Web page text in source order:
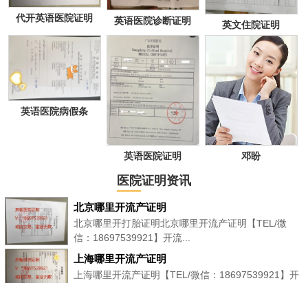
代开英语医院证明 英语医院诊断证明 英文住院证明
英语医院病假条
英语医院证明 邓盼
医院证明资讯
北京哪里开流产证明
北京哪里开打胎证明北京哪里开流产证明【TEL/微
信：18697539921】开流...
上海哪里开流产证明
上海哪里开流产证明【TEL/微信：18697539921】开